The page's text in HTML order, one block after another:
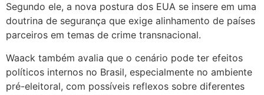
Segundo ele, a nova postura dos EUA se insere em uma
doutrina de segurança que exige alinhamento de países
parceiros em temas de crime transnacional.
Waack também avalia que o cenário pode ter efeitos
políticos internos no Brasil, especialmente no ambiente
pré-eleitoral, com possíveis reflexos sobre diferentes